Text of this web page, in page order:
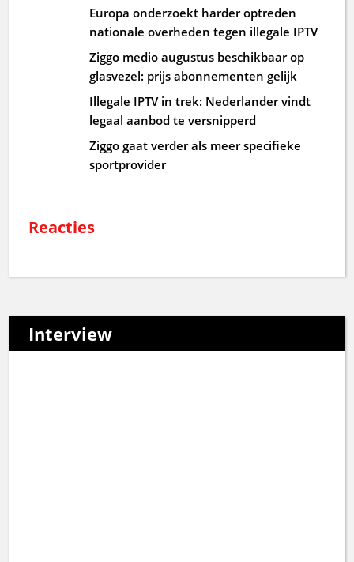
Europa onderzoekt harder optreden
nationale overheden tegen illegale IPTV
Ziggo medio augustus beschikbaar op
glasvezel: prijs abonnementen gelijk
Illegale IPTV in trek: Nederlander vindt
legaal aanbod te versnipperd
Ziggo gaat verder als meer specifieke
sportprovider
Reacties
Interview